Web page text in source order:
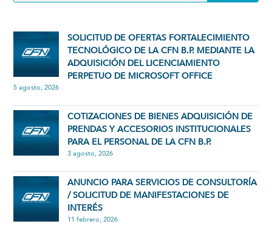
SOLICITUD DE OFERTAS FORTALECIMIENTO
TECNOLÓGICO DE LA CFN B.P. MEDIANTE LA
ADQUISICIÓN DEL LICENCIAMIENTO
PERPETUO DE MICROSOFT OFFICE
5 agosto, 2026
COTIZACIONES DE BIENES ADQUISICIÓN DE
PRENDAS Y ACCESORIOS INSTITUCIONALES
PARA EL PERSONAL DE LA CFN B.P.
3 agosto, 2026
ANUNCIO PARA SERVICIOS DE CONSULTORÍA
/ SOLICITUD DE MANIFESTACIONES DE
INTERÉS
11 febrero, 2026